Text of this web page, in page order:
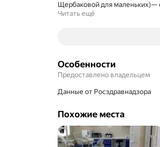
Щербаковой для маленьких)—
Читать ещё
Особенности
Предоставлено владельцем
данные от Росздравнадзора
Похожие места